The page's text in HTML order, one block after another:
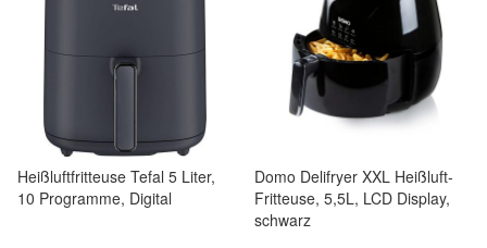
Heißluftfritteuse Tefal 5 Liter,
10 Programme, Digital
Domo Delifryer XXL Heißluft-
Fritteuse, 5,5L, LCD Display,
schwarz